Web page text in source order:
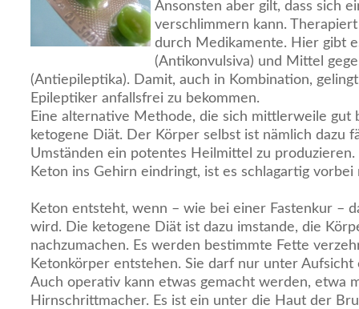
Ansonsten aber gilt, dass sich
verschlimmern kann.
durch Medikamente. Hier gibt
(Antikonvulsiva) und Mittel
(Antiepileptika). Damit, auch in Kombination,
Epileptiker anfallsfrei zu bekommen.
Eine alternative Methode, die sich mittlerweile gut
ketogene Diät. Der Körper selbst ist nämlich dazu
Umständen ein potentes Heilmittel zu produzieren.
Keton ins Gehirn eindringt, ist es schlagartig vorbei
Keton entsteht, wenn – wie bei einer Fastenkur –
wird. Die ketogene Diät ist dazu imstande, die
nachzumachen. Es werden bestimmte Fette
Ketonkörper entstehen. Sie darf nur unter Aufsicht
Auch operativ kann etwas gemacht werden, etwa
Hirnschrittmacher. Es ist ein unter die Haut der